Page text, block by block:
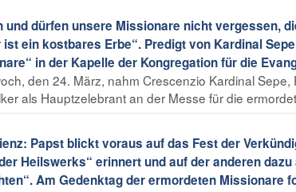
und dürfen unsere Missionare nicht vergessen,
ein kostbares Erbe“. Predigt von Kardinal
in der Kapelle der Kongregation für die
den 24. März, nahm Crescenzio Kardinal
als Hauptzelebrant an der Messe für die
Papst blickt voraus auf das Fest der
Heilswerks“ erinnert und auf der anderen
Am Gedenktag der ermordeten Missionare